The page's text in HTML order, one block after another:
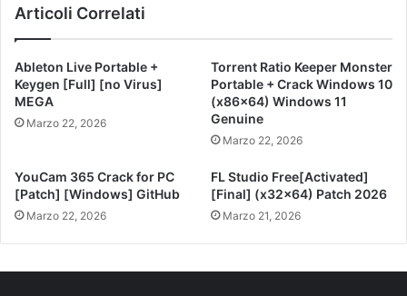
Articoli Correlati
Ableton Live Portable +
Keygen [Full] [no Virus]
MEGA
Marzo 22, 2026
Torrent Ratio Keeper Monster
Portable + Crack Windows 10
(x86x64) Windows 11
Genuine
Marzo 22, 2026
YouCam 365 Crack for PC
[Patch] [Windows] GitHub
Marzo 22, 2026
FL Studio Free[Activated]
[Final] (x32x64) Patch 2026
Marzo 21, 2026